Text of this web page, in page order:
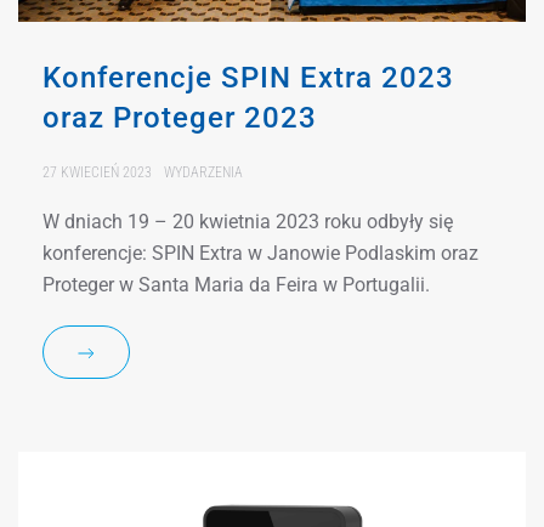
Konferencje SPIN Extra 2023
oraz Proteger 2023
27 KWIECIEŃ 2023 WYDARZENIA
W dniach 19 – 20 kwietnia 2023 roku odbyły się
konferencje: SPIN Extra w Janowie Podlaskim oraz
Proteger w Santa Maria da Feira w Portugalii.